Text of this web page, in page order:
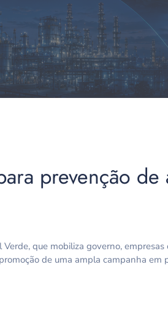
prevenção de
que mobiliza governo, empresas
de uma ampla campanha em